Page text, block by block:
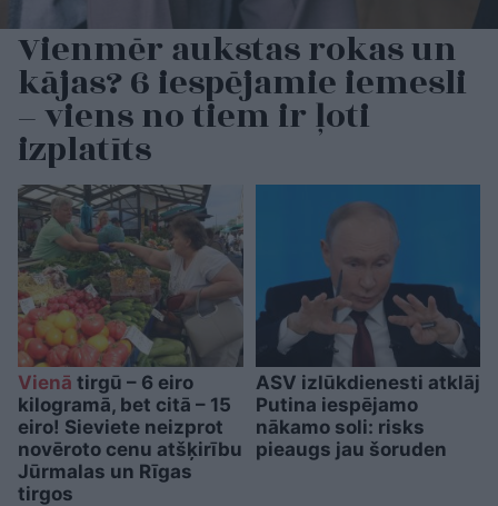
Vienmēr aukstas rokas un
kājas? 6 iespējamie iemesli
– viens no tiem ir ļoti
izplatīts
Vienā tirgū – 6 eiro
kilogramā, bet citā – 15
eiro! Sieviete neizprot
novēroto cenu atšķirību
Jūrmalas un Rīgas
tirgos
ASV izlūkdienesti atklāj
Putina iespējamo
nākamo soli: risks
pieaugs jau šoruden